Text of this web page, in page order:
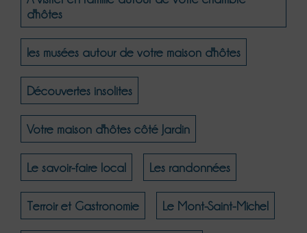
d'hôtes
les musées autour de votre maison d'hôtes
Découvertes insolites
Votre maison d'hôtes côté Jardin
Le savoir-faire local Les randonnées
Terroir et Gastronomie Le Mont-Saint-Michel